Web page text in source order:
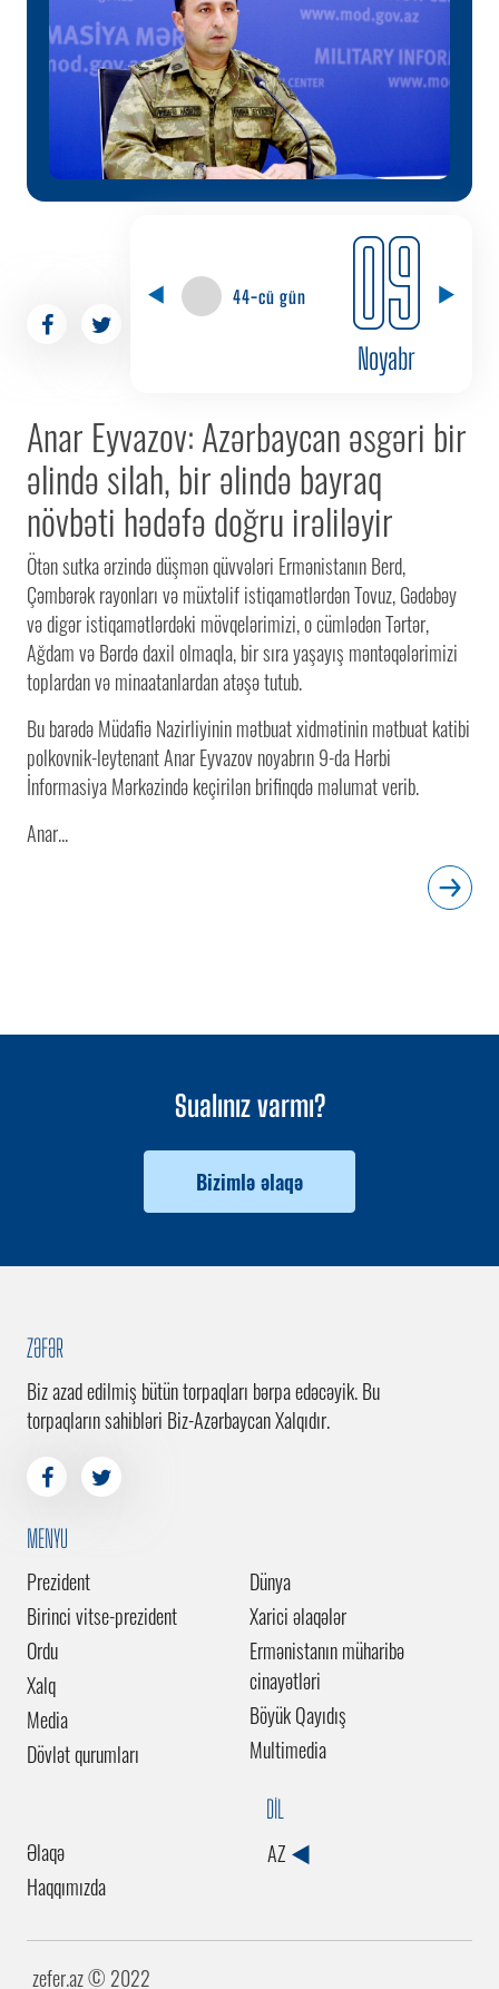
44-cü gün 09
Noyabr
Anar Eyvazov: Azərbaycan əsgəri bir
əlində silah, bir əlində bayraq
növbəti hədəfə doğru irəliləyir
Ötən sutka ərzində düşmən qüvvələri Ermənistanın Berd,
Çəmbərək rayonları və müxtəlif istiqamətlərdən Tovuz, Gədəbəy
və digər istiqamətlərdəki mövqelərimizi, o cümlədən Tərtər,
Ağdam və Bərdə daxil olmaqla, bir sıra yaşayış məntəqələrimizi
toplardan və minaatanlardan atəşə tutub.
Bu barədə Müdafiə Nazirliyinin mətbuat xidmətinin mətbuat katibi
polkovnik-leytenant Anar Eyvazov noyabrın 9-da Hərbi
İnformasiya Mərkəzində keçirilən brifinqdə məlumat verib.
Anar...
Sualınız varmı?
Bizimlə əlaqə
ZƏFƏR
Biz azad edilmiş bütün torpaqları bərpa edəcəyik. Bu
torpaqların sahibləri Biz-Azərbaycan Xalqıdır.
MENYU
Prezident
Birinci vitse-prezident
Ordu
Xalq
Media
Dövlət qurumları
Dünya
Xarici əlaqələr
Ermənistanın müharibə
cinayətləri
Böyük Qayıdış
Multimedia
Əlaqə
Haqqımızda
DİL
AZ
zefer.az ©️ 2022